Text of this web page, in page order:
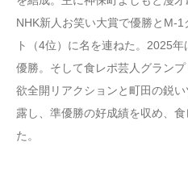
NHK新人お笑い大賞で優勝とM-
ト（4位）に名を連ねた。2025
優勝。そして⾷レポ芸⼈グラン
欲全開リアクションと町⽥の鋭
露し、準優勝の好成績を収め、
た。